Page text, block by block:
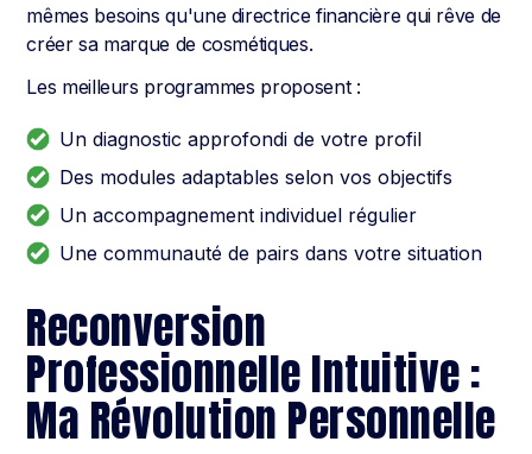
mêmes besoins qu'une directrice financière qui rêve de
créer sa marque de cosmétiques.
Les meilleurs programmes proposent :
Un diagnostic approfondi de votre profil
Des modules adaptables selon vos objectifs
Un accompagnement individuel régulier
Une communauté de pairs dans votre situation
Reconversion
Professionnelle Intuitive :
Ma Révolution Personnelle